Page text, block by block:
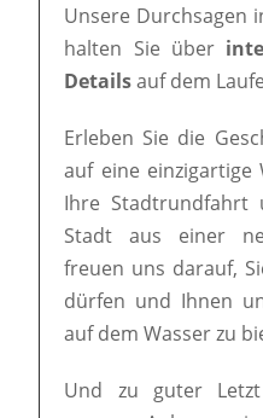
Unsere Durchsagen
halten Sie über
Detailsauf dem
Erleben Sie die
auf eine einzigartige
Ihre Stadtrundfahrt
Stadt aus einer
freuen uns darauf,
dürfen und Ihnen
auf dem Wasser zu
Und zu guter